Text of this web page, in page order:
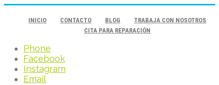
INICIO CONTACTO BLOG
TRABAJA CON NOSOTROS
CITA PARA REPARACIÓN
Phone
Facebook
Instagram
Email